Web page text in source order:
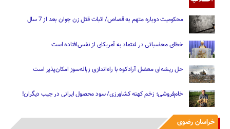
محکومیت دوباره متهم به قصاص/ اثبات قتل زن جوان بعد از 7 سال
خطای محاسباتی در اعتماد به آمریکای از نفس‌افتاده است
حل ریشه‌ای معضل آرادکوه با راه‌اندازی زباله‌سوز امکان‌پذیر است
خام‌فروشی؛ زخم کهنه کشاورزی/ سود محصول ایرانی در جیب دیگران!
خراسان رضوی